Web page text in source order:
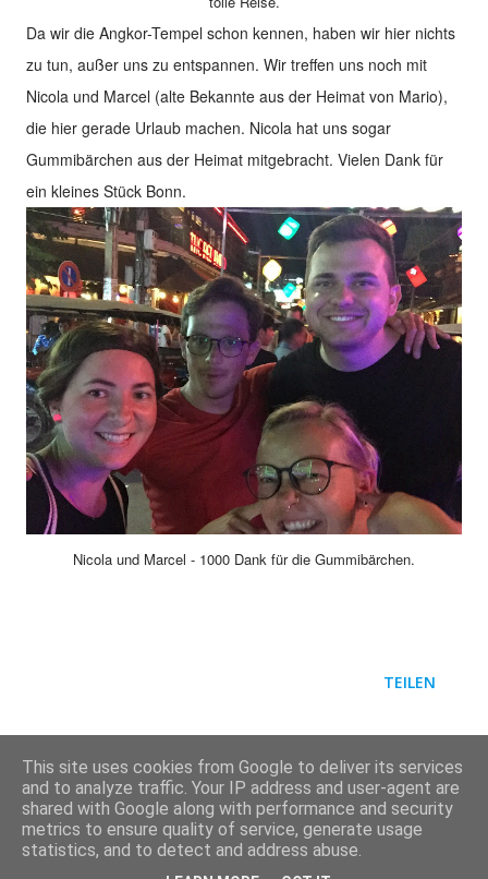
Da wir die Angkor-Tempel schon kennen, haben wir hier nichts
zu tun, außer uns zu entspannen. Wir treffen uns noch mit
Nicola und Marcel (alte Bekannte aus der Heimat von Mario),
die hier gerade Urlaub machen. Nicola hat uns sogar
Gummibärchen aus der Heimat mitgebracht. Vielen Dank für
ein kleines Stück Bonn.
Nicola und Marcel - 1000 Dank für die Gummibärchen.
TEILEN
Powered by Blogger
This site uses cookies from Google to deliver its services
and to analyze traffic. Your IP address and user-agent are
shared with Google along with performance and security
metrics to ensure quality of service, generate usage
statistics, and to detect and address abuse.